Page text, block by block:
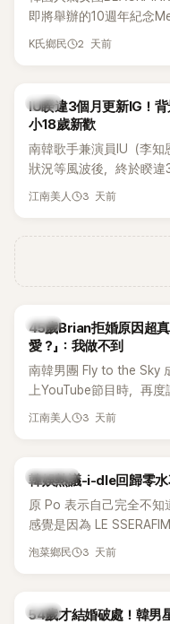
即將舉辦的10週年紀念
合體。根據韓媒《
K氏鄉民 2 天前
韓星
IU睽違3個月更新IG！
小18歲新歡
南韓歌手兼演員IU（李
狀況等風波後，終於睽
張近況照，讓大批粉絲又
江南美人 3 天前
韓星
45歲Brian拒婚原因超真
愛？」：我做不到
南韓男團 Fly to the Sky
上YouTube節目時，再
另一半的口臭、便便臭都
江南美人 3 天前
熱議討論
韓娛熱議-i-dle回歸零水
原 Po 表示自己完全不知
感覺是因為 LE
泡菜鄉民 3 天前
韓星
54歲才結婚破處！韓男